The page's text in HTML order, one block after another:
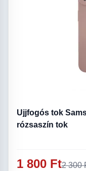
Ujjfogós tok
rózsaszín tok
1 800 Ft2 300